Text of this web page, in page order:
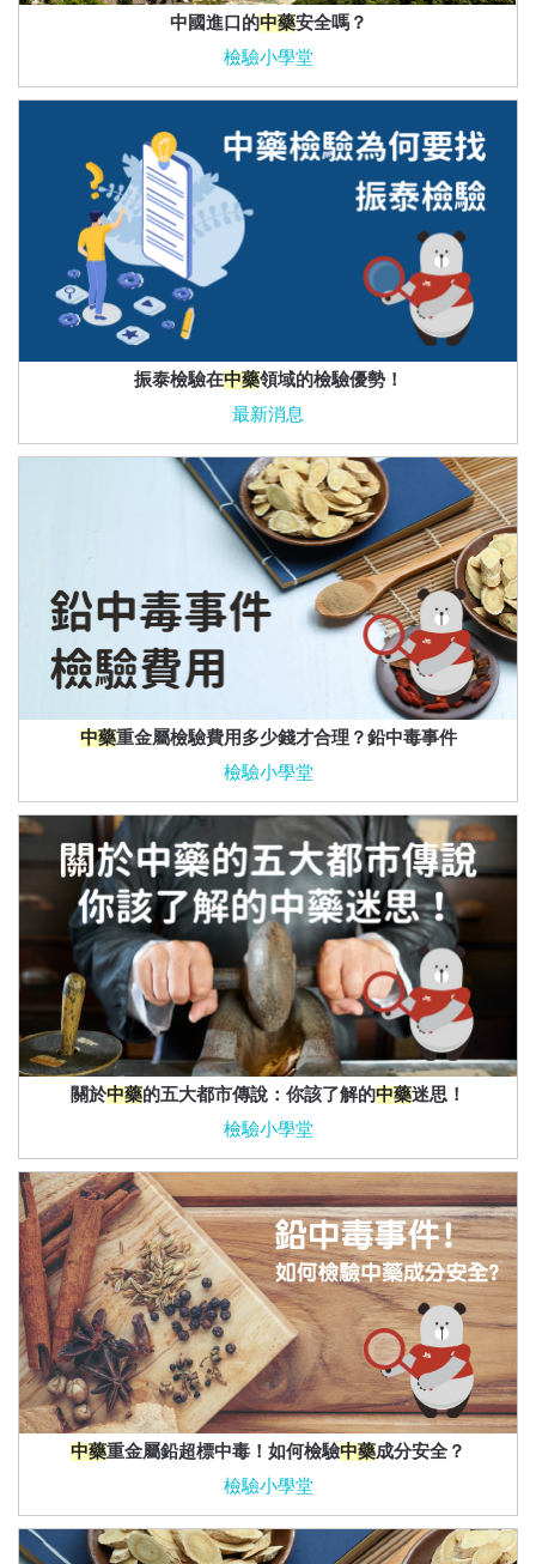
中國進口的中藥安全嗎？
檢驗小學堂
振泰檢驗在中藥領域的檢驗優勢！
最新消息
中藥重金屬檢驗費用多少錢才合理？鉛中毒事件
檢驗小學堂
關於中藥的五大都市傳說：你該了解的中藥迷思！
檢驗小學堂
中藥重金屬鉛超標中毒！如何檢驗中藥成分安全？
檢驗小學堂